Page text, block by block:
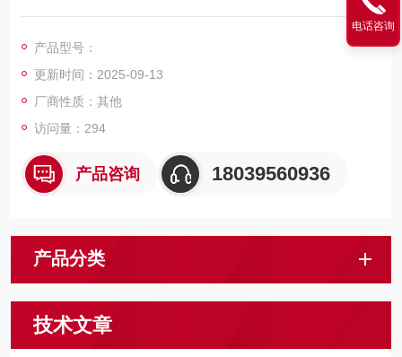
延长钢丝绳的使用周期，从而降低更换天轮和钢丝绳的工作量。
产品型号：
更新时间：2025-09-13
厂商性质：其他
访问量：294
产品咨询 18039560936
产品分类
技术文章
电话咨询